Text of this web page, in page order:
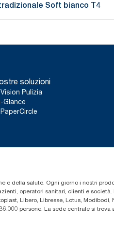
Soft bianco T4
soluzioni
Pulizia
Glance
e della salute. Ogni giorno i nostri
operatori sanitari, clienti e
Libero, Libresse, Lotus,
persone. La sede centrale si